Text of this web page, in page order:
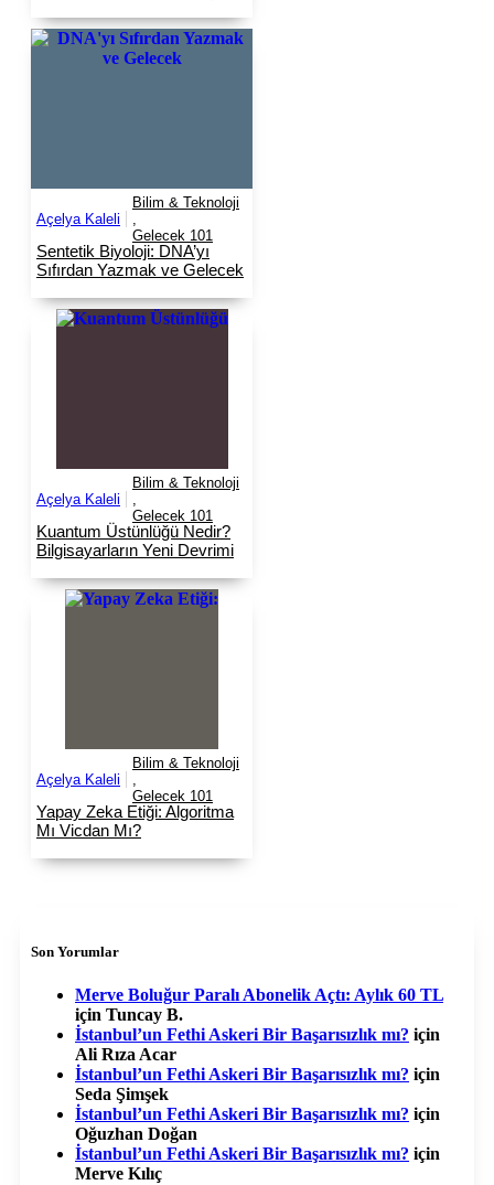
Açelya Kaleli
Bilim & Teknoloji
,
Gelecek 101
Sentetik Biyoloji: DNA’yı
Sıfırdan Yazmak ve Gelecek
Açelya Kaleli
Bilim & Teknoloji
,
Gelecek 101
Kuantum Üstünlüğü Nedir?
Bilgisayarların Yeni Devrimi
Açelya Kaleli
Bilim & Teknoloji
,
Gelecek 101
Yapay Zeka Etiği: Algoritma
Mı Vicdan Mı?
Son Yorumlar
Merve Boluğur Paralı Abonelik Açtı: Aylık 60 TL
için Tuncay B.
İstanbul’un Fethi Askeri Bir Başarısızlık mı? için
Ali Rıza Acar
İstanbul’un Fethi Askeri Bir Başarısızlık mı? için
Seda Şimşek
İstanbul’un Fethi Askeri Bir Başarısızlık mı? için
Oğuzhan Doğan
İstanbul’un Fethi Askeri Bir Başarısızlık mı? için
Merve Kılıç